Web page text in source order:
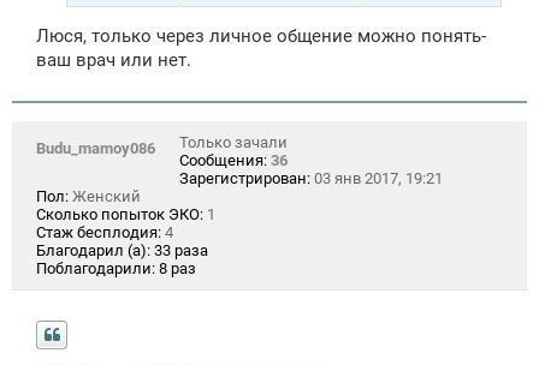
Люся, только через личное общение можно понять-
ваш врач или нет.
Budu_mamoy086
Только зачали
Сообщения: 36
Зарегистрирован: 03 янв 2017, 19:21
Пол: Женский
Сколько попыток ЭКО: 1
Стаж бесплодия: 4
Благодарил (а): 33 раза
Поблагодарили: 8 раз